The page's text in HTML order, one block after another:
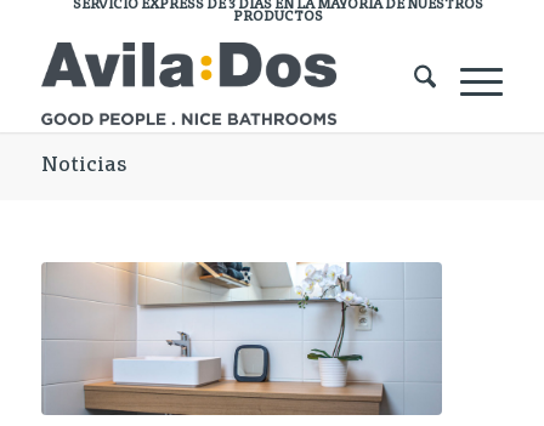
SERVICIO EXPRESS DE 3 DÍAS EN LA MAYORÍA DE NUESTROS
PRODUCTOS
Noticias